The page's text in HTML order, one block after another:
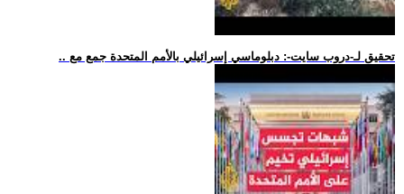
.. تحقيق لـ-دروب سايت-: دبلوماسي إسرائيلي بالأمم المتحدة جمع مع